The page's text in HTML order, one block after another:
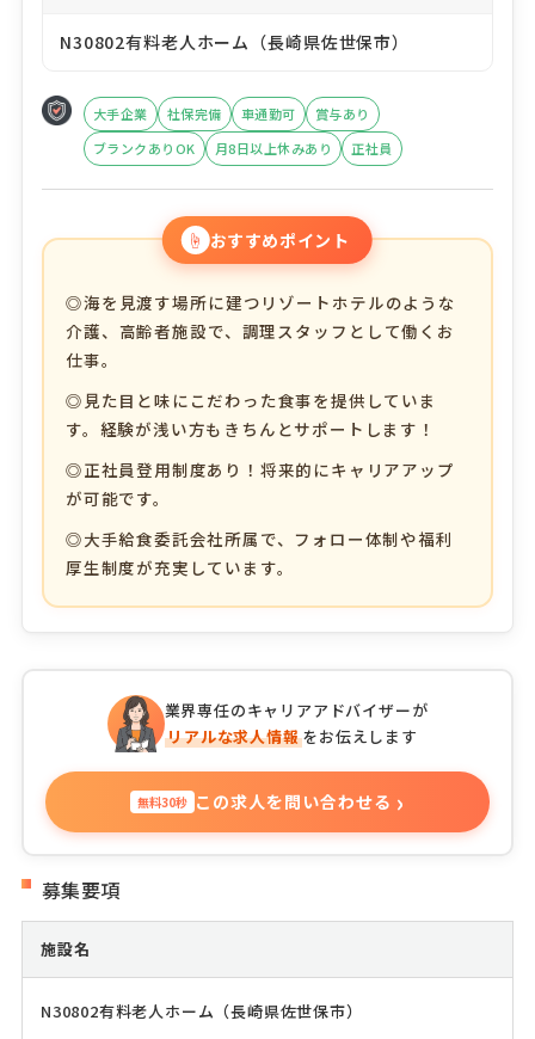
N30802有料老人ホーム（長崎県佐世保市）
大手企業 社保完備 車通勤可
賞与あり
ブランクありOK
月8日以上休みあり 正社員
☝ おすすめポイント
◎海を見渡す場所に建つリゾートホテルのような
介護、高齢者施設で、調理スタッフとして働くお
仕事。
◎見た目と味にこだわった食事を提供していま
す。経験が浅い方もきちんとサポートします！
◎正社員登用制度あり！将来的にキャリアアップ
が可能です。
◎大手給食委託会社所属で、フォロー体制や福利
厚生制度が充実しています。
業界専任のキャリアアドバイザーが
リアルな求人情報をお伝えします
無料30秒 この求人を問い合わせる ›
募集要項
施設名
N30802有料老人ホーム（長崎県佐世保市）